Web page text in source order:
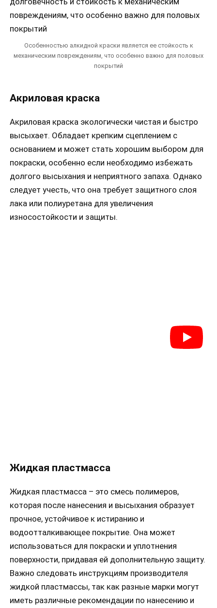
Особенностью алкидной краски является ее стойкость к
механическим повреждениям, что особенно важно для половых
покрытий
Акриловая краска
Акриловая краска экологически чистая и быстро
высыхает. Обладает крепким сцеплением с
основанием и может стать хорошим выбором для
покраски, особенно если необходимо избежать
долгого высыхания и неприятного запаха. Однако
следует учесть, что она требует защитного слоя
лака или полиуретана для увеличения
износостойкости и защиты.
Жидкая пластмасса
Жидкая пластмасса – это смесь полимеров,
которая после нанесения и высыхания образует
прочное, устойчивое к истиранию и
водоотталкивающее покрытие. Она может
использоваться для покраски и уплотнения
поверхности, придавая ей дополнительную защиту.
Важно следовать инструкциям производителя
жидкой пластмассы, так как разные марки могут
иметь различные рекомендации по нанесению и